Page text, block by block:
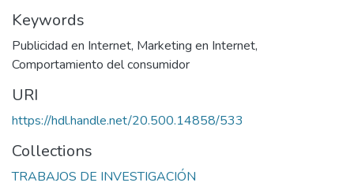
Keywords
Publicidad en Internet, Marketing en Internet,
Comportamiento del consumidor
URI
https://hdl.handle.net/20.500.14858/533
Collections
TRABAJOS DE INVESTIGACIÓN